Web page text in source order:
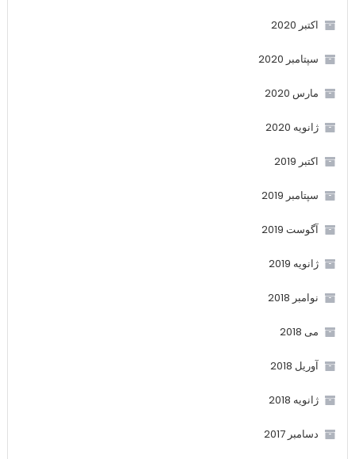
اکتبر 2020
سپتامبر 2020
مارس 2020
ژانویه 2020
اکتبر 2019
سپتامبر 2019
آگوست 2019
ژانویه 2019
نوامبر 2018
می 2018
آوریل 2018
ژانویه 2018
دسامبر 2017